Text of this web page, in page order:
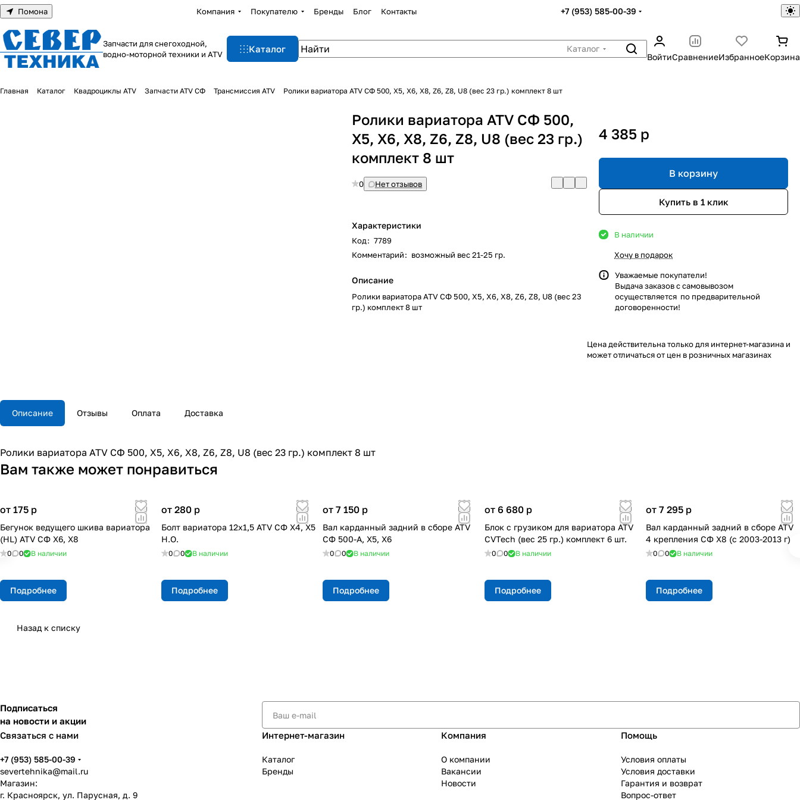
Помона Компания Покупателю Бренды Блог Контакты +7 (953) 585-00-39
Запчасти для снегоходной,
водно-моторной техники и ATV
Каталог
Каталог
ВойтиСравнениеИзбранноеКорзина
Главная Каталог Квадроциклы ATV Запчасти ATV СФ Трансмиссия ATV Ролики вариатора ATV СФ 500, X5, X6, X8, Z6, Z8, U8 (вес 23 гр.) комплект 8 шт
Ролики вариатора ATV СФ 500,
X5, X6, X8, Z6, Z8, U8 (вес 23 гр.)
комплект 8 шт
0 Нет отзывов
Характеристики
Код: 7789
Комментарий: возможный вес 21-25 гр.
Описание
Ролики вариатора ATV СФ 500, X5, X6, X8, Z6, Z8, U8 (вес 23
гр.) комплект 8 шт
4 385 p
В корзину
Купить в 1 клик
В наличии
Хочу в подарок
Уважаемые покупатели!
Выдача заказов с самовывозом
осуществляется по предварительной
договоренности!
Цена действительна только для интернет-магазина и
может отличаться от цен в розничных магазинах
Описание Отзывы Оплата Доставка
Ролики вариатора ATV СФ 500, X5, X6, X8, Z6, Z8, U8 (вес 23 гр.) комплект 8 шт
Вам также может понравиться
от 175 p
Бегунок ведущего шкива вариатора
(HL) ATV СФ X6, X8
0 0 В наличии
Подробнее
от 280 p
Болт вариатора 12х1,5 ATV СФ X4, X5
Н.О.
0 0 В наличии
Подробнее
от 7 150 p
Вал карданный задний в сборе ATV
СФ 500-A, X5, X6
0 0 В наличии
Подробнее
от 6 680 p
Блок с грузиком для вариатора ATV
CVTech (вес 25 гр.) комплект 6 шт.
0 0 В наличии
Подробнее
от 7 295 p
Вал карданный задний в сборе ATV
4 крепления СФ X8 (с 2003-2013 г)
0 0 В наличии
Подробнее
Назад к списку
Подписаться
на новости и акции
Связаться с нами
+7 (953) 585-00-39
severtehnika@mail.ru
Магазин:
г. Красноярск, ул. Парусная, д. 9
Интернет-магазин
Каталог
Бренды
Компания
О компании
Вакансии
Новости
Помощь
Условия оплаты
Условия доставки
Гарантия и возврат
Вопрос-ответ